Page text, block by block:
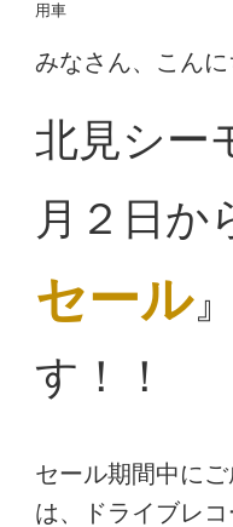
用車
みなさん、こんに
北見シー
月２日か
セール
す！！
セール期間中に
は、ドライブレ